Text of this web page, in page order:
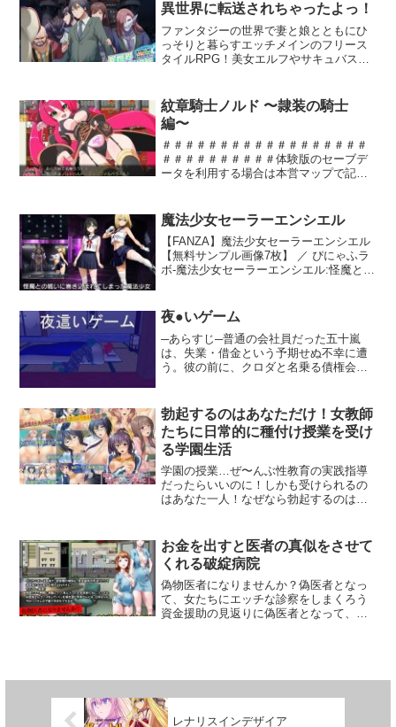
異世界に転送されちゃったよっ！
ファンタジーの世界で妻と娘とともにひ
っそりと暮らすエッチメインのフリース
タイルRPG！美女エルフやサキュバスた
異世界生活【家族で異世界転送されちゃ
ったよ】飛び出してきた猫を避けるため
の車の事故が発端で夫婦と娘、家族ごと
異世界に転送されてしまった！…生き残
る為に家族で必死に過ごした日々、転送
されてから既に一年。当初はとても苦労
出来た――。【ファンタジー世界で自由
に生きる】■異世界で慣れないながらも適
応し普通に生きる日常生活魔法やモンス
ターが当たり前のように共存する世界
朝、仕事の準備をしてギルドでひと稼
ったりエッチなお店で疲れをとる。そし
て最愛の家族の待つ家に戻り寝る――。■
生きるために「生活ギルド」で仕事を受
けて働こう！生活ギルドでは冒険者相手
の危険なクエストももちろん魔法鉱石発
んで働こう！【日常のエッチ生活】家族
で生活をしていると妻とも毎晩のエッチ
はもちろん、娘の油断したエッチを目撃
することもあります■妻のご機嫌を取る妻
からの評価によってエッチ対応が変化し
ます自分から誘うノーマルなエッチもあ
れば、時には妻から誘ってくる事もあり
ッチに遭遇することもあります動く巨根
植物を使ったオナニーやモンスターレ●プ
現場に遭遇することもあります■娘の日常
観察お風呂ですこし開いている扉から膨
らみかけたおっぱいを…くつろいでいる
パンチラ…すっかり油断している成長期
よすぎて悶絶している現場に遭遇するこ
ともあります【見なければ良かった！妻
と娘の秘密】どうも最近、妻と娘の様子
紋章騎士ノルド 〜隷装の騎士
編〜
＃＃＃＃＃＃＃＃＃＃＃＃＃＃＃＃＃＃
＃＃＃＃＃＃＃＃＃＃体験版のセーブデ
ータを利用する場合は本営マップで記録
＃＃＃＃＃＃女騎士が悪党のチ○コに負け
てしまうRPG第二弾！！最強（）の黒炎
の紋章が淫紋に変わってしまった女騎士
ノルドは刃ならば通さないが、野卑な男
の腕は拒めない！殺意なら容易く討ち砕
欲に負けるノルドの明日はどっち
す。・女騎士が敵に捕まって犯●れま
す。・強気な女の子がチ○ポに負けて屈服
します。相変わらずの性癖でお届けする
ーンCG1枚、差分相応※動作チェックも
兼ねますので必ず体験版をご利用くださ
い。※本作は「紋章騎士ノルド〜ケガレ
の紋章編〜」と一部のバトル立ち絵、セ
クハラスチルが同じです。●グラフィック
インフラトン 様
魔法少女セーラーエンシエル
【FANZA】魔法少女セーラーエンシエル
【無料サンプル画像7枚】 ／ ぴにゃふラ
ボ-魔法少女セーラーエンシエル:怪魔との
が魔法少女を襲う！・怪魔…
夜●いゲーム
─あらすじ─普通の会社員だった五十嵐
は、失業・借金という予期せぬ不幸に遭
う。彼の前に、クロダと名乗る債権会社
夫婦と出会う。温泉旅館で繰り広げられ
る愛憎劇は、二人の未来をどう変えてし
まうのか○本ゲームの特徴寝取られADVに
ありがちな、「彼女と一緒にいる」
or「仕事を頑張る」のような先の展開が
予測できる選択肢は無し。寝取られか回
避かはテキストを進めるまでは絶対に分
からない（結果が予測できるチートモー
て影絵擬音・効果線・断面図などの差分
付きEDは6パターンキャラクター音声は
ありません
勃起するのはあなただけ！女教師
たちに日常的に種付け授業を受け
る学園生活
学園の授業…ぜ〜んぶ性教育の実践指導
だったらいいのに！しかも受けられるの
はあなた一人！なぜなら勃起するのはあ
しくハメハメ指導してくれる！もちろん
妊娠するため…あなたの赤ちゃんをしっ
かり孕むまで、何発でも締まりのいい膣
と子宮で種付けを教えてくれる！さらに
学園で勃起できるのはあなただけ…そん
なエロ授業、受けてみませんか？そんな
パコ運動を教えてくれる勝気な体育教師
や、知的クールで受精の仕組みをしっか
りむちむちボディで教えてくれる生物教
お金を出すと医者の真似をさせて
くれる破綻病院
偽物医者になりませんか？偽医者となっ
て、女たちにエッチな診察をしまくろう
資金援助の見返りに偽医者となって、エ
諾！院長として病院に君臨しつつ、気に
入った女性患者たちに、エッチなお医者
さんゴッコをしていく妊娠を望む患者さ
レナリスインデザイア